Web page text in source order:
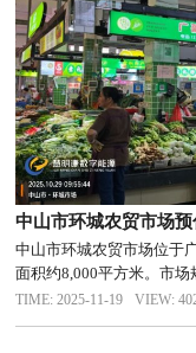
中山市环城农贸市场
中山市环城农贸市场位于
面积约8,000平方米。市
位，人流量大，用电场景
TIME: 2025-11-19 VIEW: